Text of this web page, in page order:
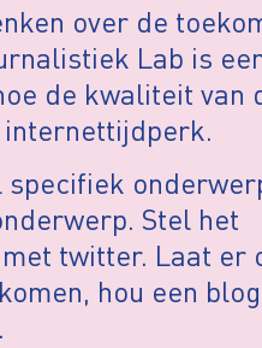
over de
Lab is
de kwaliteit van
Stel het
twitter. Laat er
hou een